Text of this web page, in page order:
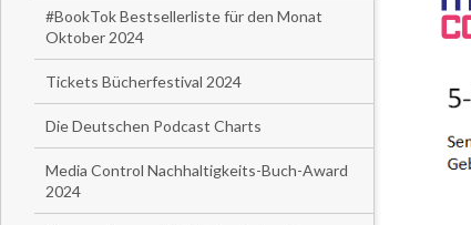
#BookTok Bestsellerliste für den Monat
Oktober 2024
Tickets Bücherfestival 2024
Die Deutschen Podcast Charts
Media Control Nachhaltigkeits-Buch-Award
2024